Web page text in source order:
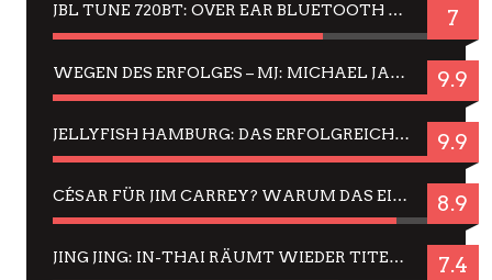
JBL TUNE 720BT: OVER EAR BLUETOOTH KOPFHÖRER UM DIE 50,-€ IM DAUER-TEST 7
WEGEN DES ERFOLGES – MJ: MICHAEL JACKSON MUSICAL IN EINER MATINEE SEHEN 9.9
JELLYFISH HAMBURG: DAS ERFOLGREICHE SOMMER-MENÜ 2025 IN GEFÜHLEN UND BILDERN 9.9
CÉSAR FÜR JIM CARREY? WARUM DAS EINER DER NERVIGSTEN ACTORS IST UND BLEIBT 8.9
JING JING: IN-THAI RÄUMT WIEDER TITEL AB – EIN ZWEI-STUNDEN-ERLEBNISBERICHT 7.4